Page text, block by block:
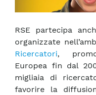
RSE partecipa
organizzate
Ricercatori,
Europea fin dal
migliaia di
favorire la